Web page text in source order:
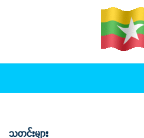
သတင်းများ